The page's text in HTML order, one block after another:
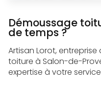
Démoussage
de temps ?
Artisan Lorot,
toiture à Salon-de-
expertise à votre